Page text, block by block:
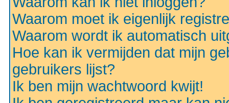
Waarom moet ik eigenlijk
Waarom wordt ik automatisch
Hoe kan ik vermijden dat mijn
gebruikers lijst?
Ik ben mijn wachtwoord kwijt!